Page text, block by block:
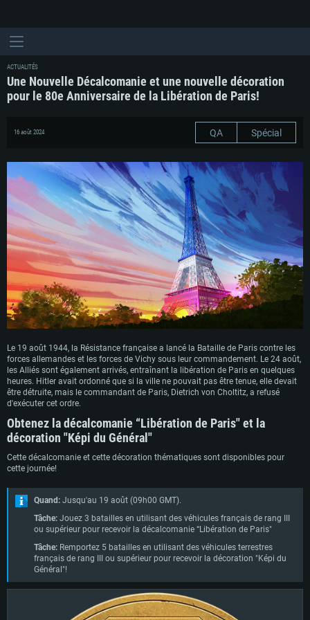
ACTUALITÉS
Une Nouvelle Décalcomanie et une nouvelle décoration
pour le 80e Anniversaire de la Libération de Paris!
16 août 2024 QA Spécial
Le 19 août 1944, la Résistance française a lancé la Bataille de Paris contre les
forces allemandes et les forces de Vichy sous leur commandement. Le 24 août,
les Alliés sont également arrivés, entraînant la libération de Paris en quelques
heures. Hitler avait ordonné que si la ville ne pouvait pas être tenue, elle devait
être détruite, mais le commandant de Paris, Dietrich von Choltitz, a refusé
d'exécuter cet ordre.
Obtenez la décalcomanie “Libération de Paris" et la
décoration "Képi du Général"
Cette décalcomanie et cette décoration thématiques sont disponibles pour
cette journée!
Quand: Jusqu'au 19 août (09h00 GMT).
Tâche: Jouez 3 batailles en utilisant des véhicules français de rang III
ou supérieur pour recevoir la décalcomanie “Libération de Paris"
Tâche: Remportez 5 batailles en utilisant des véhicules terrestres
français de rang III ou supérieur pour recevoir la décoration "Képi du
Général"!